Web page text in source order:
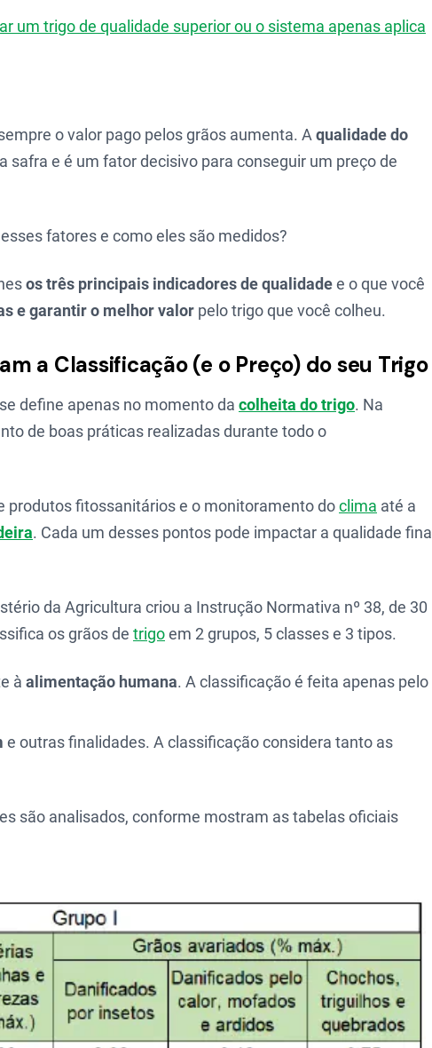
um trigo de qualidade superior ou o sistema apenas aplica
o valor pago pelos grãos aumenta. A qualidade do
safra e é um fator decisivo para conseguir um preço de
fatores e como eles são medidos?
os três principais indicadores de qualidadee o que você
e garantir o melhor valor pelo trigo que você colheu.
a Classificação (e o Preço) do seu Trigo
define apenas no momento da colheita do trigo. Na
de boas práticas realizadas durante todo o
produtos fitossanitários e o monitoramento doclima até a
. Cada um desses pontos pode impactar a qualidade final
da Agricultura criou a Instrução Normativa nº 38, de 30
os grãos de trigoem 2 grupos, 5 classes e 3 tipos.
à alimentação humana. A classificação é feita apenas pelo
e outras finalidades. A classificação considera tanto as
são analisados, conforme mostram as tabelas oficiais